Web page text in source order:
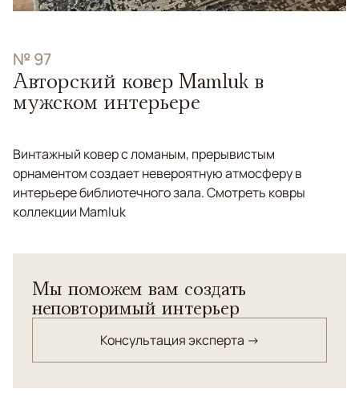
№ 97
Авторский ковер Mamluk в
мужском интерьере
Винтажный ковер с ломаным, прерывистым
орнаментом создает невероятную атмосферу в
интерьере библиотечного зала. Смотреть ковры
коллекции Mamluk
Мы поможем вам создать
неповторимый интерьер
Консультация эксперта →